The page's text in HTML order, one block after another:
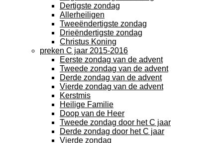
Dertigste zondag
Allerheiligen
Tweeëndertigste zondag
Drieëndertigste zondag
Christus Koning
preken C jaar 2015-2016
Eerste zondag van de advent
Tweede zondag van de advent
Derde zondag van de advent
Vierde zondag van de advent
Kerstmis
Heilige Familie
Doop van de Heer
Tweede zondag door het C jaar
Derde zondag door het C jaar
Vierde zondag